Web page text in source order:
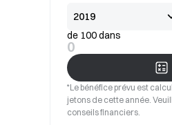
de 100 dans
0
*Le bénéfice prévu est
jetons de cette année.
conseils financiers.